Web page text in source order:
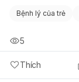
Bệnh lý của trẻ
Thích
5